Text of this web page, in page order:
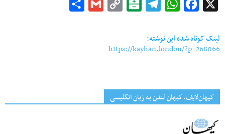
Facebook
WhatsApp
Telegram
Balatarin
Copy
Gmail
لینک کوتاه شده این نوشته:
https://kayhan.london/?p=268066
کیهان‌لایف، کیهان لندن به زبان انگلیسی